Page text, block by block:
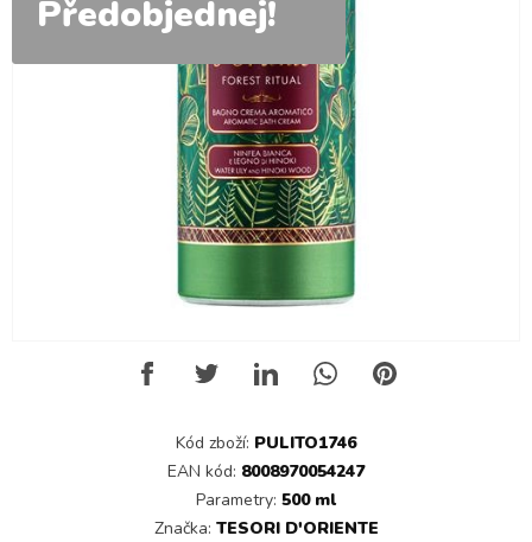
Předobjednej!
Kód zboží: PULITO1746
EAN kód: 8008970054247
Parametry: 500 ml
Značka: TESORI D'ORIENTE